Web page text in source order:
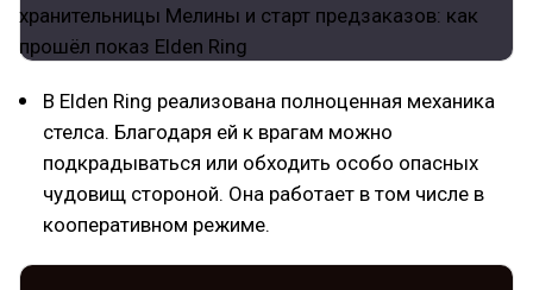
В Elden Ring реализована полноценная механика
стелса. Благодаря ей к врагам можно
подкрадываться или обходить особо опасных
чудовищ стороной. Она работает в том числе в
кооперативном режиме.